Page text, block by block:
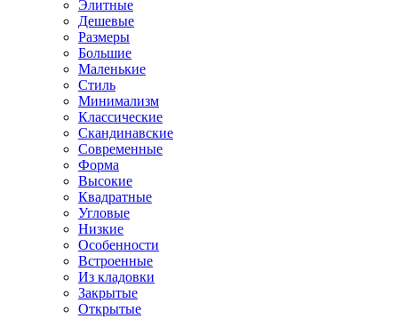
Элитные
Дешевые
Размеры
Большие
Маленькие
Стиль
Минимализм
Классические
Скандинавские
Современные
Форма
Высокие
Квадратные
Угловые
Низкие
Особенности
Встроенные
Из кладовки
Закрытые
Открытые